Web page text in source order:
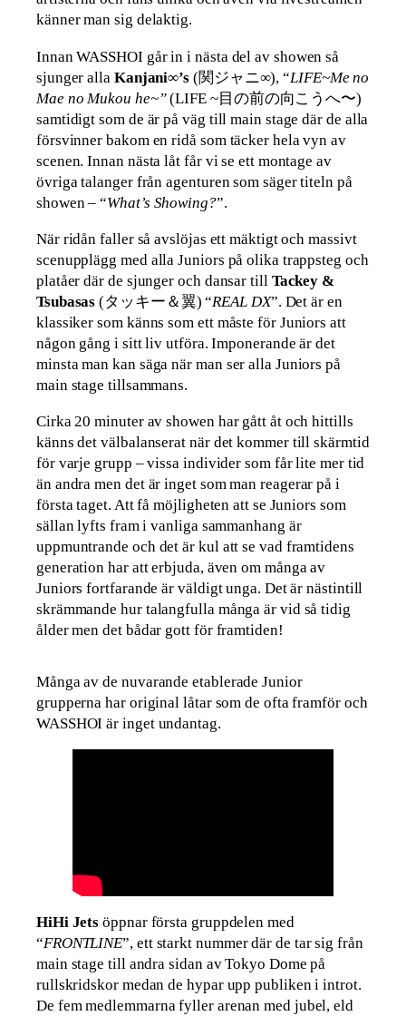
känner man sig delaktig.
Innan WASSHOI går in i nästa del av showen så
sjunger alla Kanjani∞’s (関ジャニ∞), “LIFE~Me no
Mae no Mukou he~”(LIFE ~目の前の向こうへ〜)
samtidigt som de är på väg till main stage där de alla
försvinner bakom en ridå som täcker hela vyn av
scenen. Innan nästa låt får vi se ett montage av
övriga talanger från agenturen som säger titeln på
showen – “What’s Showing?”.
När ridån faller så avslöjas ett mäktigt och massivt
scenupplägg med alla Juniors på olika trappsteg och
platåer där de sjunger och dansar till Tackey &
Tsubasas (タッキー＆翼) “REAL DX”. Det är en
klassiker som känns som ett måste för Juniors att
någon gång i sitt liv utföra. Imponerande är det
minsta man kan säga när man ser alla Juniors på
main stage tillsammans.
Cirka 20 minuter av showen har gått åt och hittills
känns det välbalanserat när det kommer till skärmtid
för varje grupp – vissa individer som får lite mer tid
än andra men det är inget som man reagerar på i
första taget. Att få möjligheten att se Juniors som
sällan lyfts fram i vanliga sammanhang är
uppmuntrande och det är kul att se vad framtidens
generation har att erbjuda, även om många av
Juniors fortfarande är väldigt unga. Det är nästintill
skrämmande hur talangfulla många är vid så tidig
ålder men det bådar gott för framtiden!
Många av de nuvarande etablerade Junior
grupperna har original låtar som de ofta framför och
WASSHOI är inget undantag.
HiHi Jets öppnar första gruppdelen med
“FRONTLINE”, ett starkt nummer där de tar sig från
main stage till andra sidan av Tokyo Dome på
rullskridskor medan de hypar upp publiken i introt.
De fem medlemmarna fyller arenan med jubel, eld